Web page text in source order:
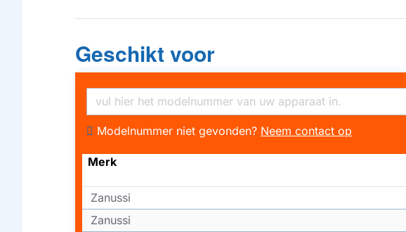
Geschikt voor
Modelnummer niet gevonden? Neem contact op
Merk
Zanussi
Zanussi